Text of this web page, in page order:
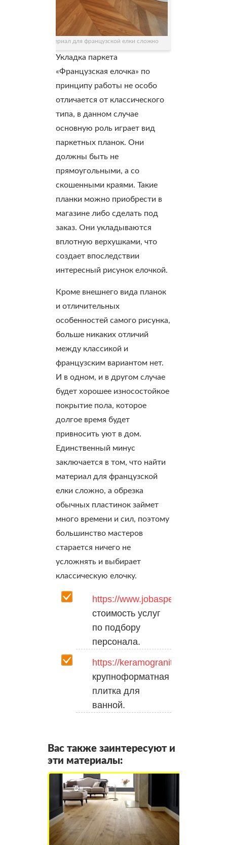
Найти материал для французской елки сложно
Укладка паркета
«Французская елочка» по
принципу работы не особо
отличается от классического
типа, в данном случае
основную роль играет вид
паркетных планок. Они
должны быть не
прямоугольными, а со
скошенными краями. Такие
планки можно приобрести в
магазине либо сделать под
заказ. Они укладываются
вплотную верхушками, что
создает впоследствии
интересный рисунок елочкой.
Кроме внешнего вида планок
и отличительных
особенностей самого рисунка,
больше никаких отличий
между классикой и
французским вариантом нет.
И в одном, и в другом случае
будет хорошее износостойкое
покрытие пола, которое
долгое время будет
привносить уют в дом.
Единственный минус
заключается в том, что найти
материал для французской
елки сложно, а обрезка
обычных пластинок займет
много времени и сил, поэтому
большинство мастеров
старается ничего не
усложнять и выбирает
классическую елочку.
https://www.jobaspect.ru
стоимость услуг
по подбору
персонала.
https://keramogranit24.ru
крупноформатная
плитка для
ванной.
Вас также заинтересуют и
эти материалы: